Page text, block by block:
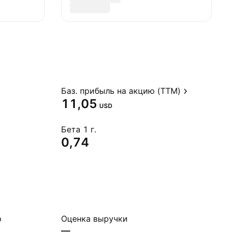
Баз. прибыль на акцию (TTM)
11,05 USD
Бета 1 г.
0,74
Оценка выручки
—